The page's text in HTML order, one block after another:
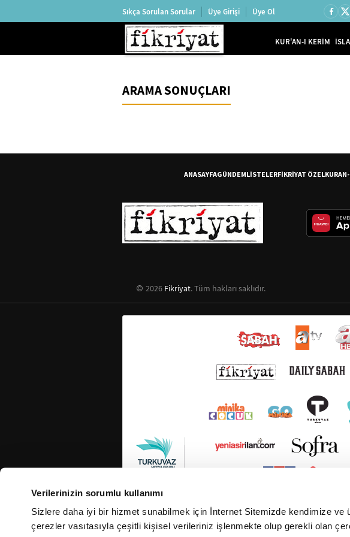
Verilerinizin sorumlu kullanımı
Sizlere daha iyi bir hizmet sunabilmek için İnternet Sitemizde kendimize ve
çerezler vasıtasıyla çeşitli kişisel verileriniz işlenmekte olup gerekli olan
Sıkça Sorulan Sorular Üye Girişi Üye Ol
KUR'AN-I KERİM
ARAMA SONUÇLARI
ANASAYFAGÜNDEMLİSTELERFİKRİYAT ÖZEL
2026 Fikriyat. Tüm hakları saklıdır.